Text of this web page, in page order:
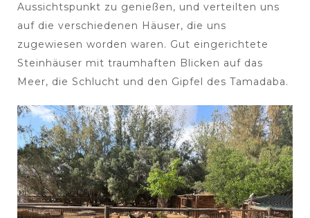
Aussichtspunkt zu genießen, und verteilten uns
auf die verschiedenen Häuser, die uns
zugewiesen worden waren. Gut eingerichtete
Steinhäuser mit traumhaften Blicken auf das
Meer, die Schlucht und den Gipfel des Tamadaba.